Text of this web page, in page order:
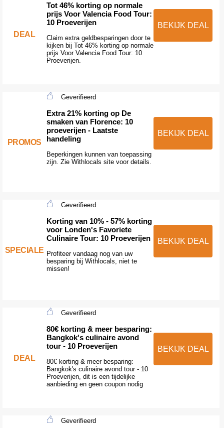
DEAL
Tot 46% korting op normale
prijs Voor Valencia Food Tour:
10 Proeverijen
Claim extra geldbesparingen door te
kijken bij Tot 46% korting op normale
prijs Voor Valencia Food Tour: 10
Proeverijen.
BEKIJK DEAL
PROMOS
Geverifieerd
Extra 21% korting op De
smaken van Florence: 10
proeverijen - Laatste
handeling
Beperkingen kunnen van toepassing
zijn. Zie Withlocals site voor details.
BEKIJK DEAL
SPECIALE
Geverifieerd
Korting van 10% - 57% korting
voor Londen's Favoriete
Culinaire Tour: 10 Proeverijen
Profiteer vandaag nog van uw
besparing bij Withlocals, niet te
missen!
BEKIJK DEAL
DEAL
Geverifieerd
80€ korting & meer besparing:
Bangkok's culinaire avond
tour - 10 Proeverijen
80€ korting & meer besparing:
Bangkok's culinaire avond tour - 10
Proeverijen, dit is een tijdelijke
aanbieding en geen coupon nodig
BEKIJK DEAL
Geverifieerd